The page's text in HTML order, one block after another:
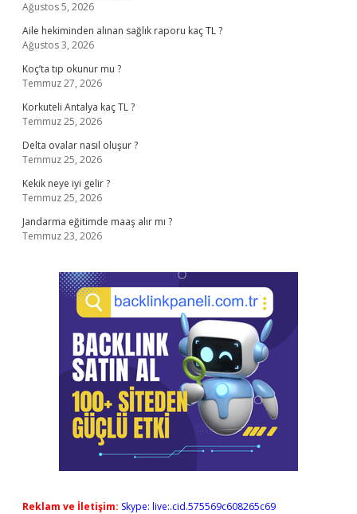
Ağustos 5, 2026
Aile hekiminden alınan sağlık raporu kaç TL ?
Ağustos 3, 2026
Koç’ta tıp okunur mu ?
Temmuz 27, 2026
Korkuteli Antalya kaç TL ?
Temmuz 25, 2026
Delta ovalar nasıl oluşur ?
Temmuz 25, 2026
Kekik neye iyi gelir ?
Temmuz 25, 2026
Jandarma eğitimde maaş alır mı ?
Temmuz 23, 2026
Reklam ve İletişim: Skype: live:.cid.575569c608265c69